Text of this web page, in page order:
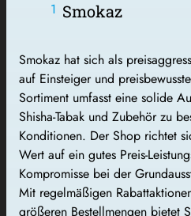
Smokaz
Smokaz hat sich als
auf Einsteiger und
Sortiment umfasst eine solide
Shisha-Tabak und Zubehör zu
Konditionen. Der Shop richtet
Wert auf ein gutes Preis-
Kompromisse bei der
Mit regelmäßigen
größeren Bestellmengen bietet